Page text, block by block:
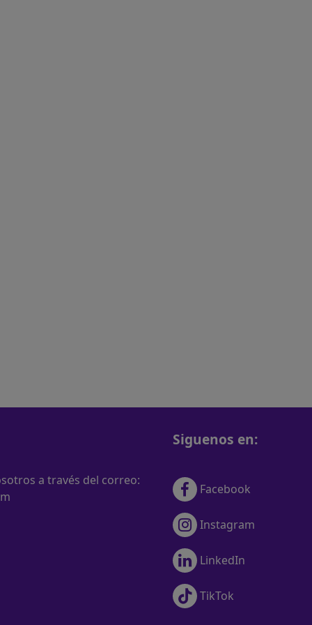
a través del correo:
Siguenos en:
Facebook
Instagram
LinkedIn
TikTok